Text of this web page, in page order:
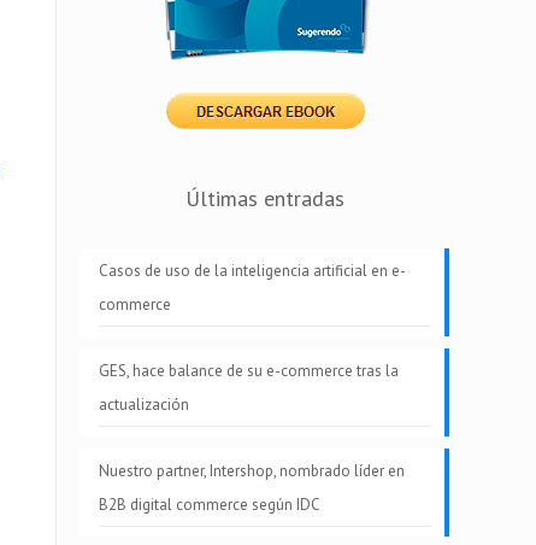
Últimas entradas
Casos de uso de la inteligencia artificial en e-
commerce
GES, hace balance de su e-commerce tras la
actualización
Nuestro partner, Intershop, nombrado líder en
B2B digital commerce según IDC